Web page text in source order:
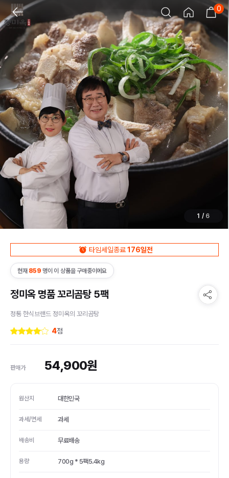
0
1 / 6
타임세일종료176일전
현재 859 명이 이 상품을 구매중이에요
정미옥 명품 꼬리곰탕 5팩
정통 한식브랜드 정미옥의 꼬리곰탕
4점
판매가 54,900원
원산지 대한민국
과세/면세 과세
배송비 무료배송
용량 700g * 5팩5.4kg